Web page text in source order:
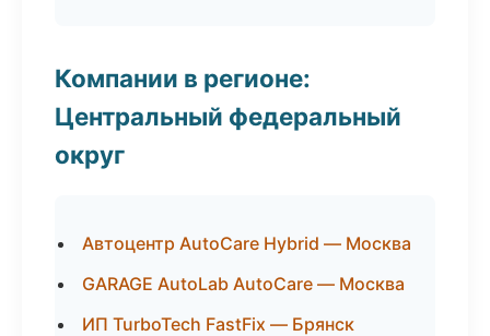
Компании в регионе:
Центральный федеральный
округ
Автоцентр AutoCare Hybrid — Москва
GARAGE AutoLab AutoCare — Москва
ИП TurboTech FastFix — Брянск